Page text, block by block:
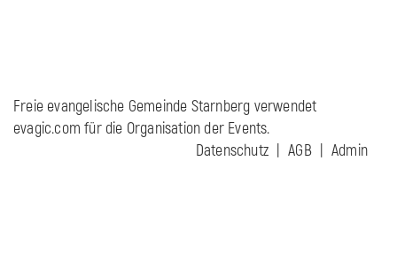
Freie evangelische Gemeinde Starnberg verwendet
evagic.com für die Organisation der Events.
Datenschutz
AGB Admin